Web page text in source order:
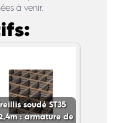
à venir.
soudé ST35
: armature de